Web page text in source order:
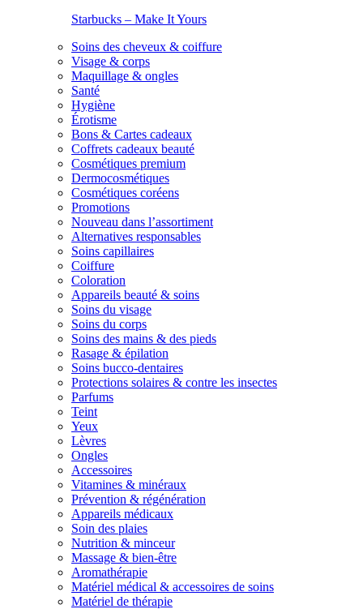
Starbucks – Make It Yours
Soins des cheveux & coiffure
Visage & corps
Maquillage & ongles
Santé
Hygiène
Érotisme
Bons & Cartes cadeaux
Coffrets cadeaux beauté
Cosmétiques premium
Dermocosmétiques
Cosmétiques coréens
Promotions
Nouveau dans l’assortiment
Alternatives responsables
Soins capillaires
Coiffure
Coloration
Appareils beauté & soins
Soins du visage
Soins du corps
Soins des mains & des pieds
Rasage & épilation
Soins bucco-dentaires
Protections solaires & contre les insectes
Parfums
Teint
Yeux
Lèvres
Ongles
Accessoires
Vitamines & minéraux
Prévention & régénération
Appareils médicaux
Soin des plaies
Nutrition & minceur
Massage & bien-être
Aromathérapie
Matériel médical & accessoires de soins
Matériel de thérapie